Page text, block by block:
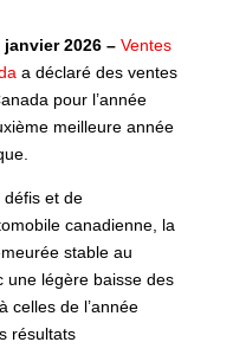
janvier 2026 – Ventes
a déclaré des ventes
pour l’année
meilleure année
défis et de
canadienne, la
stable au
une légère baisse des
celles de l’année
résultats